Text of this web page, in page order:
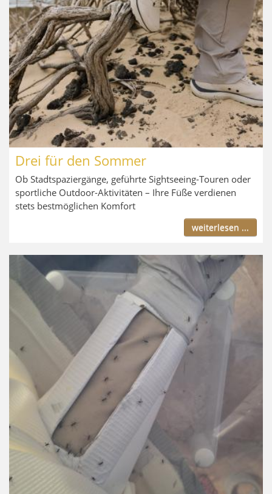
Drei für den Sommer
Ob Stadtspaziergänge, geführte Sightseeing-Touren oder
sportliche Outdoor-Aktivitäten – Ihre Füße verdienen
stets bestmöglichen Komfort
weiterlesen ...